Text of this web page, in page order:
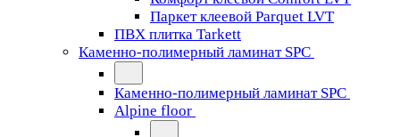
Паркет клеевой Parquet LVT
ПВХ плитка Tarkett
Каменно-полимерный ламинат SPC
Каменно-полимерный ламинат SPC
Alpine floor